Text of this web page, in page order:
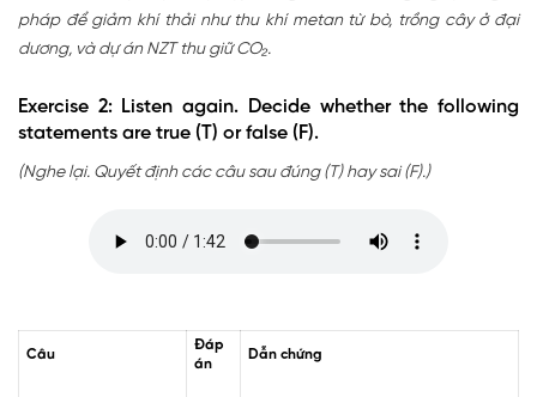
pháp để giảm khí thải như thu khí metan từ bò, trồng cây ở đại
dương, và dự án NZT thu giữ CO₂.
Exercise 2: Listen again. Decide whether the following
statements are true (T) or false (F).
(Nghe lại. Quyết định các câu sau đúng (T) hay sai (F).)
Câu
Đáp
án
Dẫn chứng